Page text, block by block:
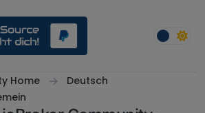
Home
Deutsch